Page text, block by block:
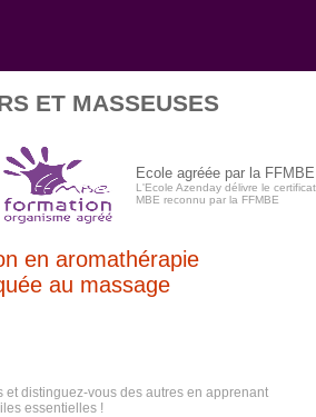
ET MASSEUSES
Ecole agréée par la FFMBE
L'Ecole Azenday délivre le
MBE reconnu par la FFMBE
en aromathérapie
au massage
distinguez-vous des autres en apprenant
essentielles !